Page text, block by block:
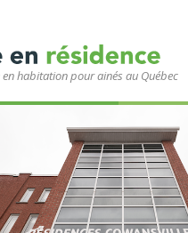
en habitation pour ainés au Québec